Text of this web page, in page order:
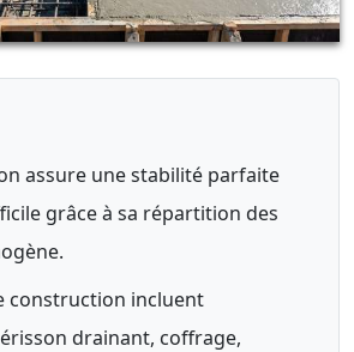
assure une stabilité parfaite
grâce à sa répartition des
construction incluent
drainant, coffrage,